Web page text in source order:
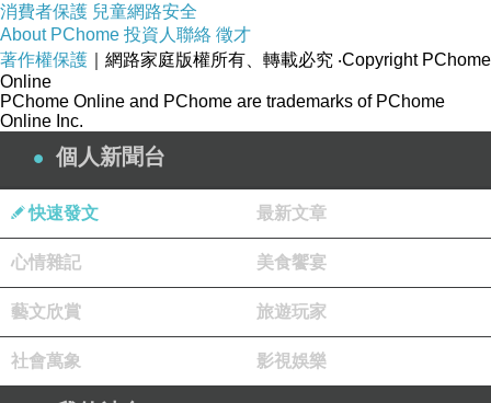
消費者保護 兒童網路安全
About PChome 投資人聯絡 徵才
著作權保護 ｜網路家庭版權所有、轉載必究 ‧Copyright PChome
Online
PChome Online and PChome are trademarks of PChome
Online Inc.
個人新聞台
快速發文 最新文章
心情雜記 美食饗宴
藝文欣賞 旅遊玩家
社會萬象 影視娛樂